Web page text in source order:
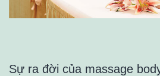
Sự ra đời của massage